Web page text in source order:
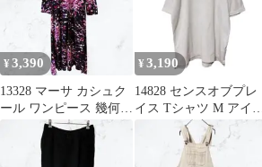
¥3,390
13328 マーサ カシュク
ール ワンピース 幾何学
総柄 ピンク Mジャージ
¥ 3,190
14828 センスオブプレ
イス Tシャツ M アイボ
リー ベージュ カットソ